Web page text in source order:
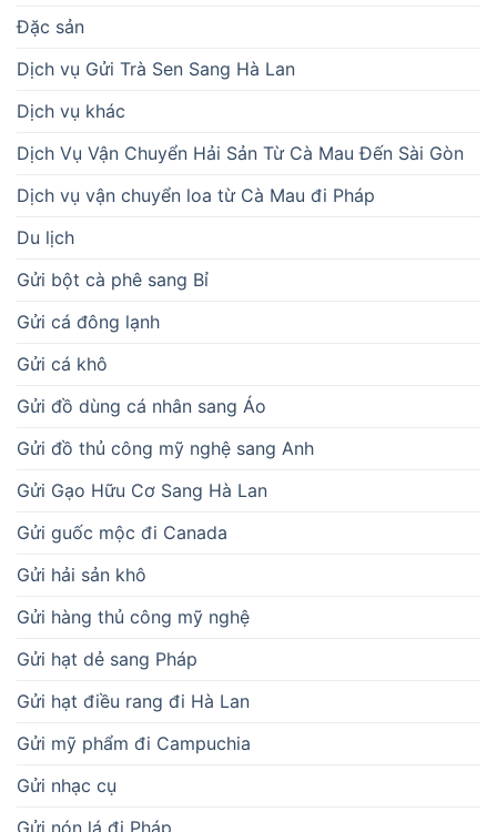
Đặc sản
Dịch vụ Gửi Trà Sen Sang Hà Lan
Dịch vụ khác
Dịch Vụ Vận Chuyển Hải Sản Từ Cà Mau Đến Sài Gòn
Dịch vụ vận chuyển loa từ Cà Mau đi Pháp
Du lịch
Gửi bột cà phê sang Bỉ
Gửi cá đông lạnh
Gửi cá khô
Gửi đồ dùng cá nhân sang Áo
Gửi đồ thủ công mỹ nghệ sang Anh
Gửi Gạo Hữu Cơ Sang Hà Lan
Gửi guốc mộc đi Canada
Gửi hải sản khô
Gửi hàng thủ công mỹ nghệ
Gửi hạt dẻ sang Pháp
Gửi hạt điều rang đi Hà Lan
Gửi mỹ phẩm đi Campuchia
Gửi nhạc cụ